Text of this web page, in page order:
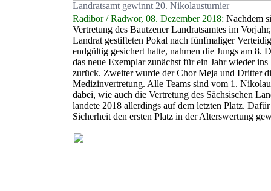
Landratsamt gewinnt 20. Nikolausturnier
Radibor / Radwor, 08. Dezember 2018: Nachdem
Vertretung des Bautzener Landratsamtes im
Landrat gestifteten Pokal nach fünfmaliger
endgültig gesichert hatte, nahmen die Jungs am 8.
das neue Exemplar zunächst für ein Jahr wieder ins
zurück. Zweiter wurde der Chor Meja und Dritter
Medizinvertretung. Alle Teams sind vom 1.
dabei, wie auch die Vertretung des Sächsischen
landete 2018 allerdings auf dem letzten Platz.
Sicherheit den ersten Platz in der Alterswertung